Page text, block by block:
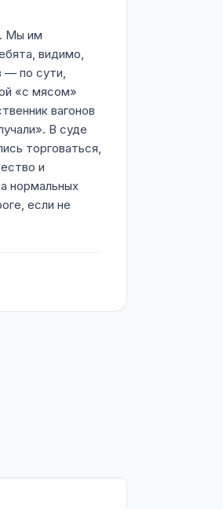
Мы им
видимо,
— по сути,
«с мясом»
вагонов
В суде
торговаться,
и
нормальных
если не